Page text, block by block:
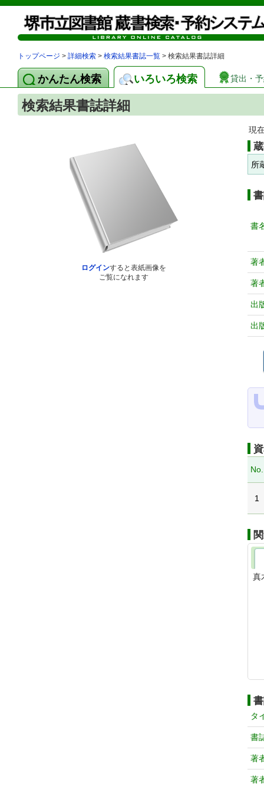
トップページ > 詳細検索 > 検索結果書誌一覧 > 検索結果書誌詳細
かんたん検索 いろいろ検索 貸出・
検索結果書誌詳細
ログインすると表紙画像を
ご覧になれます
現
所
書
著
著
出
出
No.
1
真
タ
書
著
著